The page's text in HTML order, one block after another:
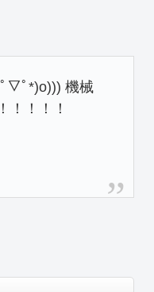
▽ﾟ*)o))) 機械
！！！！